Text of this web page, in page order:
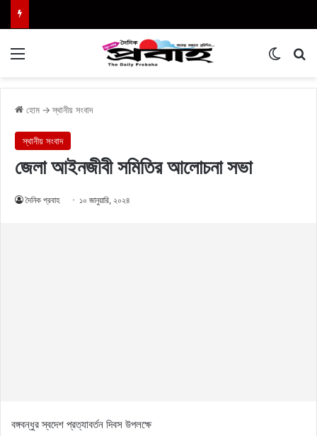
হোম → স্থানীয় সংবাদ
স্থানীয় সংবাদ
জেলা আইনজীবী সমিতির আলোচনা সভা
দৈনিক প্রবাহ ১০ জানুয়ারি, ২০২৪
বঙ্গবন্ধুর স্বদেশ প্রত্যাবর্তন দিবস উপলক্ষে